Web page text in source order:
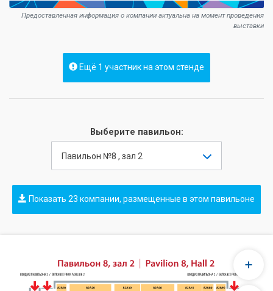
Предоставленная информация о компании актуальна на момент проведения
выставки
Ещё 1 участник на этом стенде
Выберите павильон:
Павильон №8 , зал 2
Показать 23 компании, размещенные в этом павильоне